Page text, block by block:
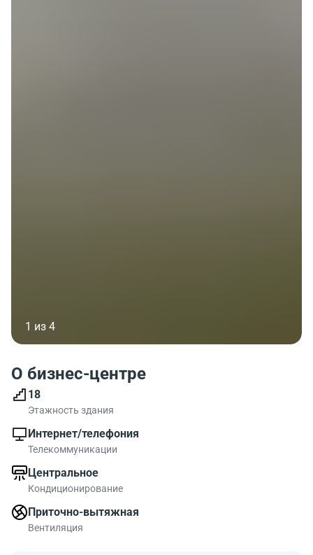
1 из 4
О бизнес-центре
18
Этажность здания
Интернет/телефония
Телекоммуникации
Центральное
Кондиционирование
Приточно-вытяжная
Вентиляция